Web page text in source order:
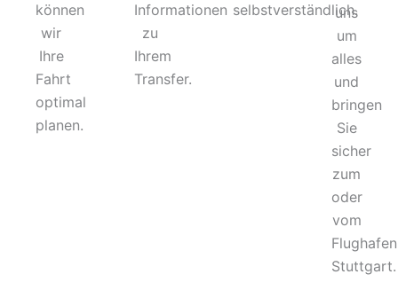
können
wir
Ihre
Fahrt
optimal
planen.
Informationen
zu
Ihrem
Transfer.
selbstverständlich.
uns
um
alles
und
bringen
Sie
sicher
zum
oder
vom
Flughafen
Stuttgart.